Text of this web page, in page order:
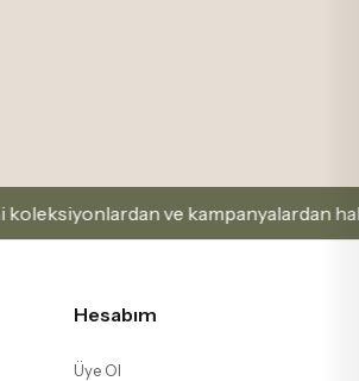
ve kampanyalardan haberdar
Hesabım
Üye Ol